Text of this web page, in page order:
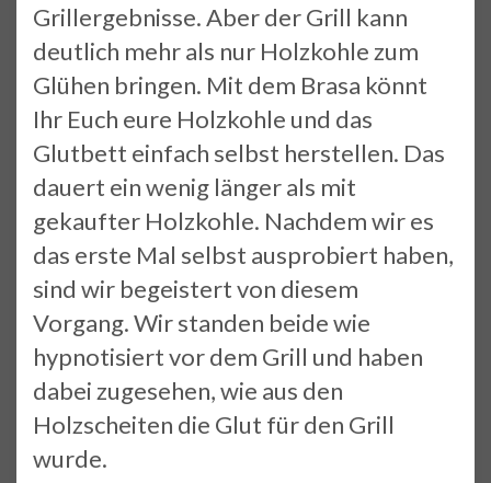
Grillergebnisse. Aber der Grill kann
deutlich mehr als nur Holzkohle zum
Glühen bringen. Mit dem Brasa könnt
Ihr Euch eure Holzkohle und das
Glutbett einfach selbst herstellen. Das
dauert ein wenig länger als mit
gekaufter Holzkohle. Nachdem wir es
das erste Mal selbst ausprobiert haben,
sind wir begeistert von diesem
Vorgang. Wir standen beide wie
hypnotisiert vor dem Grill und haben
dabei zugesehen, wie aus den
Holzscheiten die Glut für den Grill
wurde.